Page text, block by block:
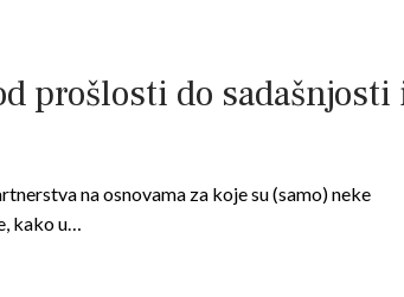
prošlosti do sadašnjosti
na osnovama za koje su (samo) neke
kako u…